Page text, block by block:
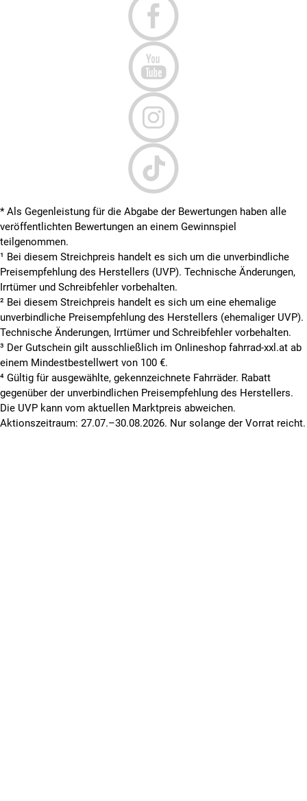
* Als Gegenleistung für die Abgabe der Bewertungen haben alle
veröffentlichten Bewertungen an einem Gewinnspiel
teilgenommen.
¹ Bei diesem Streichpreis handelt es sich um die unverbindliche
Preisempfehlung des Herstellers (UVP). Technische Änderungen,
Irrtümer und Schreibfehler vorbehalten.
² Bei diesem Streichpreis handelt es sich um eine ehemalige
unverbindliche Preisempfehlung des Herstellers (ehemaliger UVP).
Technische Änderungen, Irrtümer und Schreibfehler vorbehalten.
³ Der Gutschein gilt ausschließlich im Onlineshop fahrrad-xxl.at ab
einem Mindestbestellwert von 100 €.
⁴ Gültig für ausgewählte, gekennzeichnete Fahrräder. Rabatt
gegenüber der unverbindlichen Preisempfehlung des Herstellers.
Die UVP kann vom aktuellen Marktpreis abweichen.
Aktionszeitraum: 27.07.–30.08.2026. Nur solange der Vorrat reicht.